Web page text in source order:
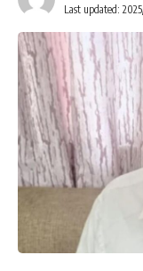
Last updated: